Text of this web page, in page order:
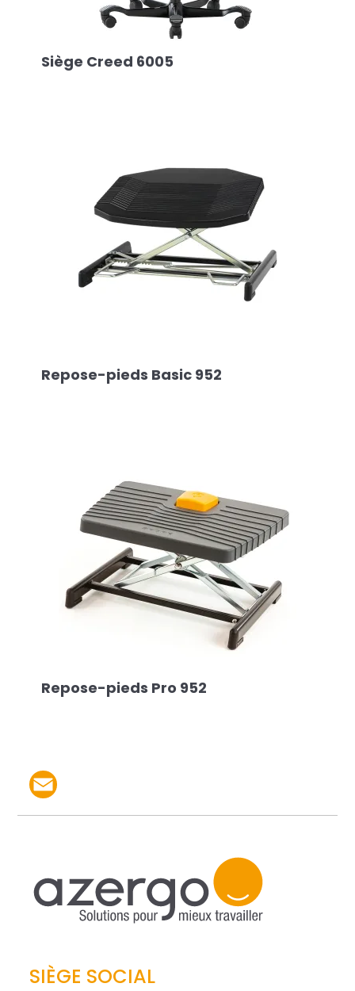
Siège Creed 6005
Repose-pieds Basic 952
Repose-pieds Pro 952
Partager le produit par
SIÈGE SOCIAL